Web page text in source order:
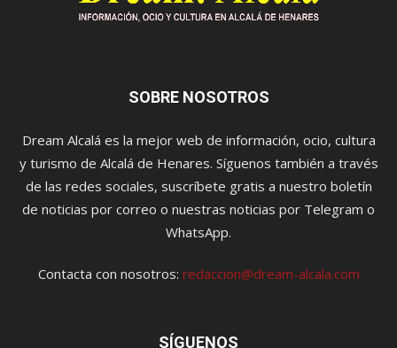
SOBRE NOSOTROS
Dream Alcalá es la mejor web de información, ocio, cultura
y turismo de Alcalá de Henares. Síguenos también a través
de las redes sociales, suscríbete gratis a nuestro boletín
de noticias por correo o nuestras noticias por Telegram o
WhatsApp.
Contacta con nosotros: redaccion@dream-alcala.com
SÍGUENOS